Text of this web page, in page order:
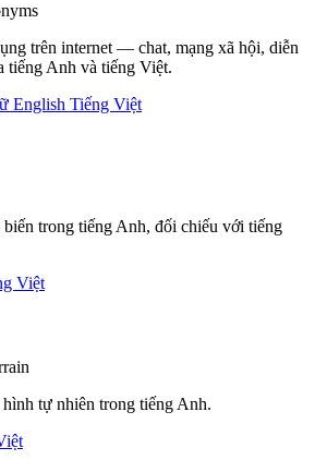
trên internet — chat, mạng xã hội, diễn
Anh và tiếng Việt.
English Tiếng Việt
trong tiếng Anh, đối chiếu với tiếng
Việt
tự nhiên trong tiếng Anh.